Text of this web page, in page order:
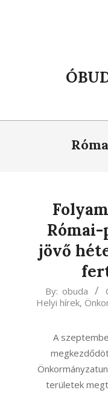
Primary
jövő
2024-
10-
By: obuda
Helyi hírek,
A
területek